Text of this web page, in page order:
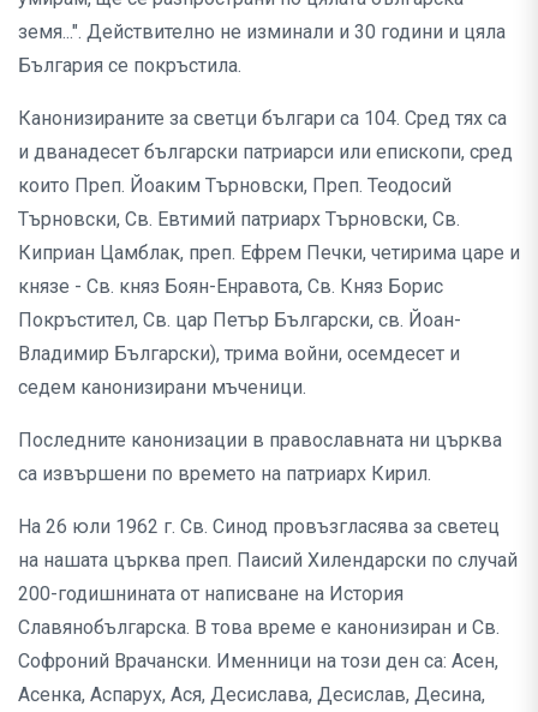
земя...". Действително не изминали и 30 години и цяла
България се покръстила.
Канонизираните за светци българи са 104. Сред тях са
и дванадесет български патриарси или епископи, сред
които Преп. Йоаким Търновски, Преп. Теодосий
Търновски, Св. Евтимий патриарх Търновски, Св.
Киприан Цамблак, преп. Ефрем Печки, четирима царе и
князе - Св. княз Боян-Енравота, Св. Княз Борис
Покръстител, Св. цар Петър Български, св. Йоан-
Владимир Български), трима войни, осемдесет и
седем канонизирани мъченици.
Последните канонизации в православната ни църква
са извършени по времето на патриарх Кирил.
На 26 юли 1962 г. Св. Синод провъзгласява за светец
на нашата църква преп. Паисий Хилендарски по случай
200-годишнината от написване на История
Славянобългарска. В това време е канонизиран и Св.
Софроний Врачански. Именници на този ден са: Асен,
Асенка, Аспарух, Ася, Десислава, Десислав, Десина,